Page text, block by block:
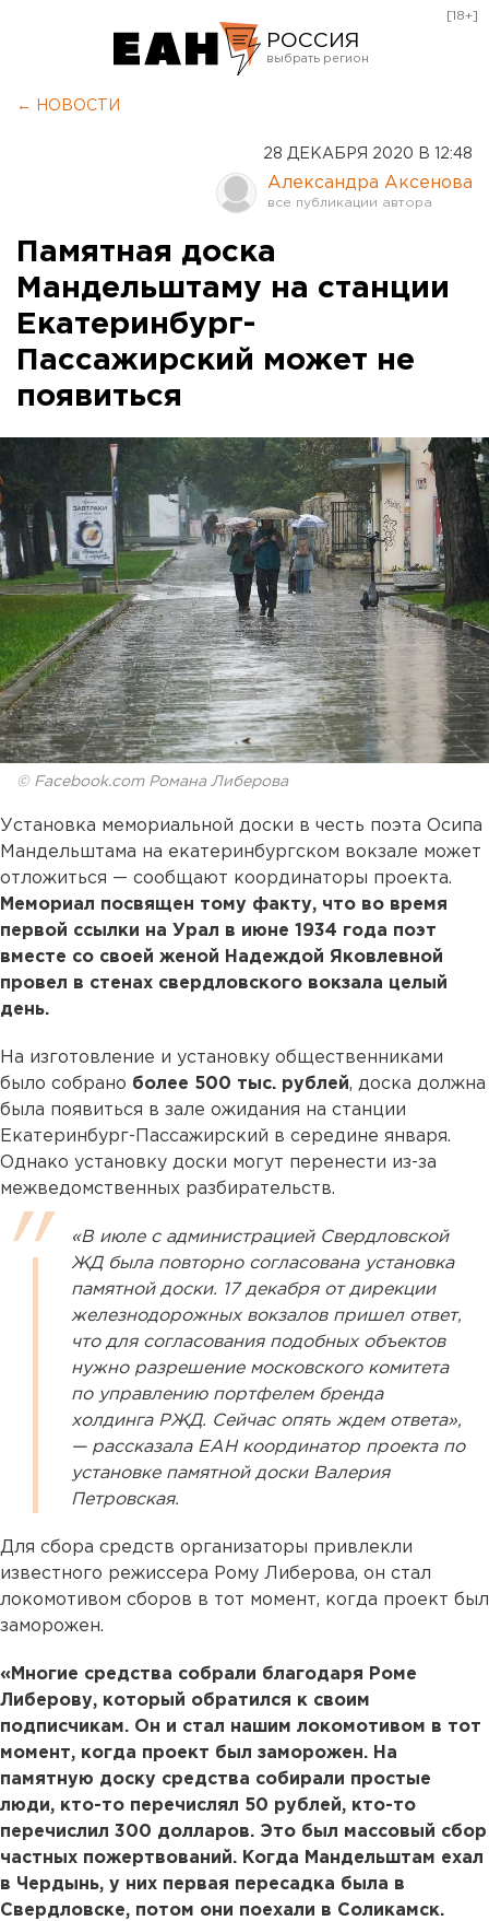
РОССИЯ
Оренбург
[18+]
← НОВОСТИ
28 ДЕКАБРЯ 2020 В 12:48
Александра Аксенова
Памятная доска
Мандельштаму на станции
Екатеринбург-
Пассажирский может не
появиться
© Facebook.com Романа Либерова
Установка мемориальной доски в честь поэта Осипа
Мандельштама на екатеринбургском вокзале может
отложиться — сообщают координаторы проекта.
Мемориал посвящен тому факту, что во время
первой ссылки на Урал в июне 1934 года поэт
вместе со своей женой Надеждой Яковлевной
провел в стенах свердловского вокзала целый
день.
На изготовление и установку общественниками
было собрано более 500 тыс. рублей, доска должна
была появиться в зале ожидания на станции
Екатеринбург-Пассажирский в середине января.
Однако установку доски могут перенести из-за
межведомственных разбирательств.
«В июле с администрацией Свердловской
ЖД была повторно согласована установка
памятной доски. 17 декабря от дирекции
железнодорожных вокзалов пришел ответ,
что для согласования подобных объектов
нужно разрешение московского комитета
по управлению портфелем бренда
холдинга РЖД. Сейчас опять ждем ответа»,
— рассказала ЕАН координатор проекта по
установке памятной доски Валерия
Петровская.
Для сбора средств организаторы привлекли
известного режиссера Рому Либерова, он стал
локомотивом сборов в тот момент, когда проект был
заморожен.
«Многие средства собрали благодаря Роме
Либерову, который обратился к своим
подписчикам. Он и стал нашим локомотивом в тот
момент, когда проект был заморожен. На
памятную доску средства собирали простые
люди, кто-то перечислял 50 рублей, кто-то
перечислил 300 долларов. Это был массовый сбор
частных пожертвований. Когда Мандельштам ехал
в Чердынь, у них первая пересадка была в
Свердловске, потом они поехали в Соликамск.